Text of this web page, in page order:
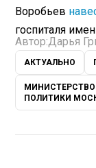
Воробьев
госпиталя
Автор:Дарья
АКТУАЛЬНО
ПОЛИТИКИ